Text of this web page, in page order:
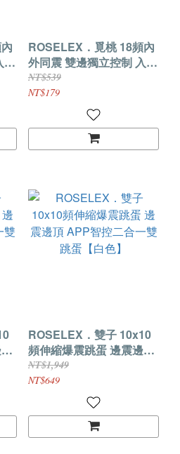
體
ROSELEX．覓桃 18頻內
外同震 雙邊獨立控制 入體
雙跳蛋【USB直插款-紫
色】
NT$539
NT$179
ROSELEX．雙子 10x10
頻伸縮爆震跳蛋 邊震邊頂
APP智控二合一雙跳蛋
【白色】
NT$1,949
NT$649